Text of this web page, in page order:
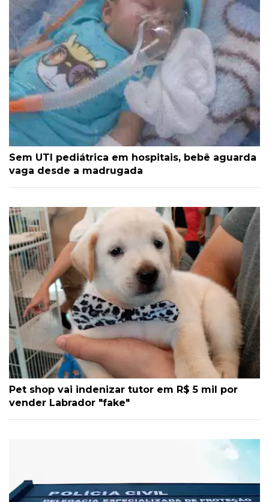
Sem UTI pediátrica em hospitais, bebê aguarda
vaga desde a madrugada
Pet shop vai indenizar tutor em R$ 5 mil por
vender Labrador "fake"